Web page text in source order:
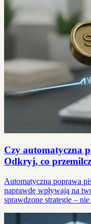
Czy automatyczna
Odkryj, co
Automatyczna poprawa
naprawdę wpływają na
sprawdzone strategie –